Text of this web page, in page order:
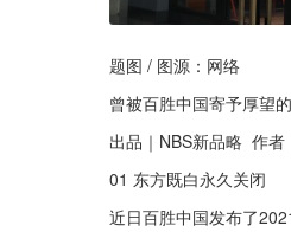
题图 / 图源：网络
曾被百胜中国寄予厚望
出品｜NBS新品略  作
01 东方既白永久关闭
近日百胜中国发布了